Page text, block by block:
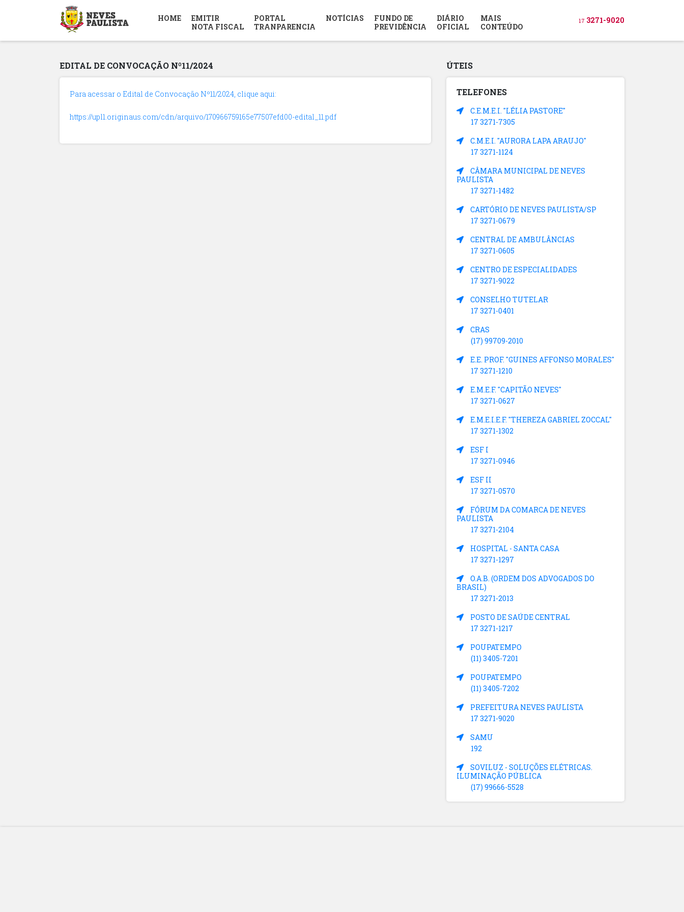
HOME
EMITIR
NOTA FISCAL
PORTAL
TRANPARENCIA
NOTÍCIAS
FUNDO DE
PREVIDÊNCIA
DIÁRIO
OFICIAL
MAIS
CONTEÚDO
17 3271-9020
EDITAL DE CONVOCAÇÃO Nº11/2024
Para acessar o Edital de Convocação Nº11/2024, clique aqui:
https://upl1.originaus.com/cdn/arquivo/170966759165e77507efd00-edital_11.pdf
ÚTEIS
TELEFONES
C.E.M.E.I. "LÉLIA PASTORE"
17 3271-7305
C.M.E.I. "AURORA LAPA ARAUJO"
17 3271-1124
CÂMARA MUNICIPAL DE NEVES
PAULISTA
17 3271-1482
CARTÓRIO DE NEVES PAULISTA/SP
17 3271-0679
CENTRAL DE AMBULÂNCIAS
17 3271-0605
CENTRO DE ESPECIALIDADES
17 3271-9022
CONSELHO TUTELAR
17 3271-0401
CRAS
(17) 99709-2010
E.E. PROF. "GUINES AFFONSO MORALES"
17 3271-1210
E.M.E.F. "CAPITÃO NEVES"
17 3271-0627
E.M.E.I.E.F. "THEREZA GABRIEL ZOCCAL"
17 3271-1302
ESF I
17 3271-0946
ESF II
17 3271-0570
FÓRUM DA COMARCA DE NEVES
PAULISTA
17 3271-2104
HOSPITAL - SANTA CASA
17 3271-1297
O.A.B. (ORDEM DOS ADVOGADOS DO
BRASIL)
17 3271-2013
POSTO DE SAÚDE CENTRAL
17 3271-1217
POUPATEMPO
(11) 3405-7201
POUPATEMPO
(11) 3405-7202
PREFEITURA NEVES PAULISTA
17 3271-9020
SAMU
192
SOVILUZ - SOLUÇÕES ELÉTRICAS.
ILUMINAÇÃO PÚBLICA
(17) 99666-5528